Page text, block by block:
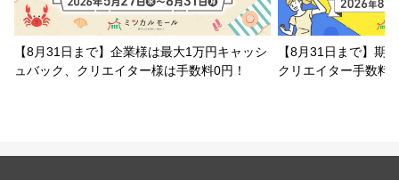
【8月31日まで】企業様は最大1万円キャッシ
ュバック、クリエイター様は手数料0円！
【8月31日まで】期
クリエイター手数料